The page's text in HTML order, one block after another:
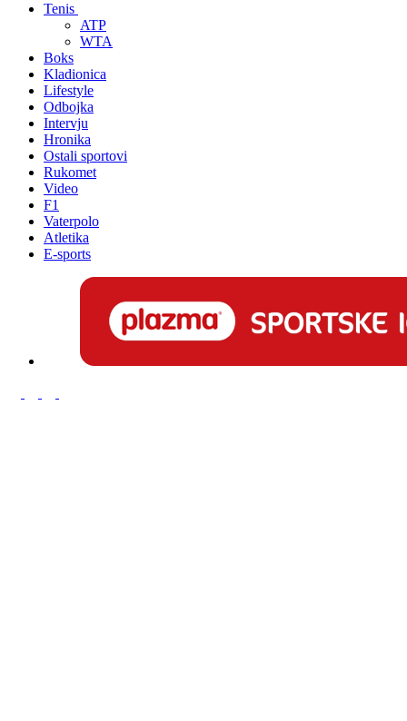
Tenis
ATP
WTA
Boks
Kladionica
Lifestyle
Odbojka
Intervju
Hronika
Ostali sportovi
Rukomet
Video
F1
Vaterpolo
Atletika
E-sports